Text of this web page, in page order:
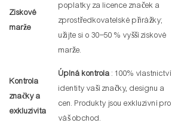
Ziskové
marže
poplatky za licence značek a
zprostředkovatelské přirážky;
užijte si o 30–50 % vyšší ziskové
marže.
Kontrola
značky a
exkluzivita
Úplná kontrola : 100% vlastnictví
identity vaší značky, designu a
cen. Produkty jsou exkluzivní pro
váš obchod.